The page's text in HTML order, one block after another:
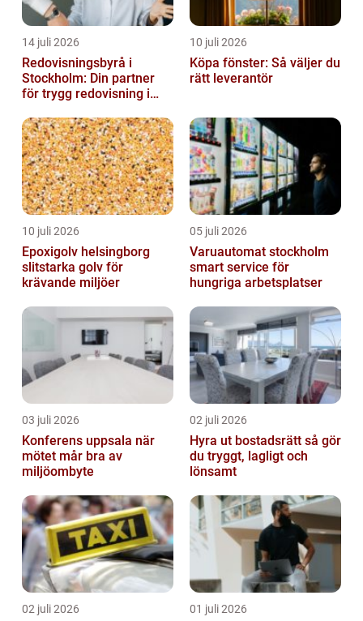
14 juli 2026
Redovisningsbyrå i
Stockholm: Din partner
för trygg redovisning i
10 juli 2026
Köpa fönster: Så väljer du
rätt leverantör
10 juli 2026
Epoxigolv helsingborg
slitstarka golv för
krävande miljöer
05 juli 2026
Varuautomat stockholm
smart service för
hungriga arbetsplatser
03 juli 2026
Konferens uppsala när
mötet mår bra av
miljöombyte
02 juli 2026
Hyra ut bostadsrätt så gör
du tryggt, lagligt och
lönsamt
02 juli 2026 01 juli 2026